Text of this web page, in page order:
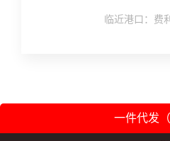
临近港口：费
一件代发（